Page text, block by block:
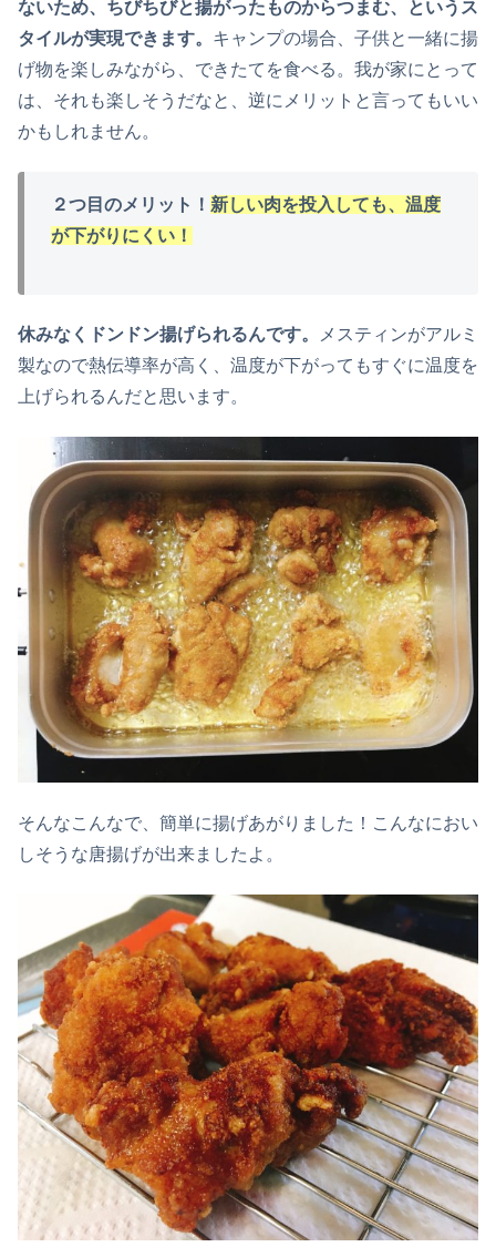
ないため、ちびちびと揚がったものからつまむ、というス
タイルが実現できます。 キャンプの場合、子供と一緒に揚
げ物を楽しみながら、できたてを食べる。我が家にとって
は、それも楽しそうだなと、逆にメリットと言ってもいい
かもしれません。
２つ目のメリット！ 新しい肉を投入しても、温度
が下がりにくい ！
休みなくドンドン揚げられるんです。
メスティンがアルミ
製なので熱伝導率が高く、温度が下がってもすぐに温度を
上げられるんだと思います。
そんなこんなで、簡単に揚げあがりました！こんなにおい
しそうな唐揚げが出来ましたよ。